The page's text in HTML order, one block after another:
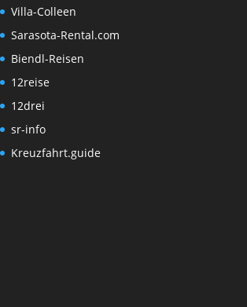
Villa-Colleen
Sarasota-Rental.com
Biendl-Reisen
12reise
12drei
sr-info
Kreuzfahrt.guide